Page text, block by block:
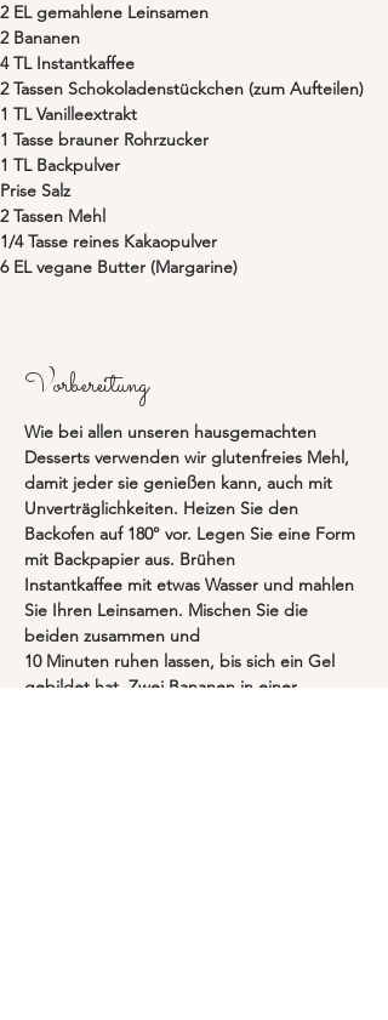
2 EL gemahlene Leinsamen
2 Bananen
4 TL Instantkaffee
2 Tassen Schokoladenstückchen (zum Aufteilen)
1 TL Vanilleextrakt
1 Tasse brauner Rohrzucker
1 TL Backpulver
Prise Salz
2 Tassen Mehl
1/4 Tasse reines Kakaopulver
6 EL vegane Butter (Margarine)
Vorbereitung
Wie bei allen unseren hausgemachten
Desserts verwenden wir glutenfreies Mehl,
damit jeder sie genießen kann, auch mit
Unverträglichkeiten. Heizen Sie den
Backofen auf 180° vor. Legen Sie eine Form
mit Backpapier aus. Brühen
Instantkaffee mit etwas Wasser und mahlen
Sie Ihren Leinsamen. Mischen Sie die
beiden zusammen und
10 Minuten ruhen lassen, bis sich ein Gel
gebildet hat. Zwei Bananen in einer